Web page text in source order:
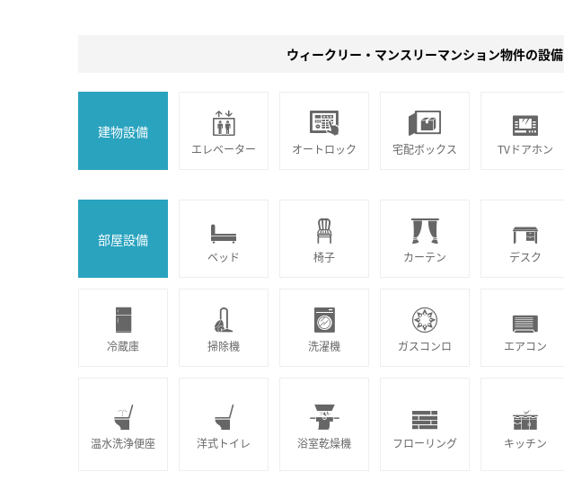
ウィークリー・マンスリーマンション物件の設備
建物設備
エレベーター オートロック 宅配ボックス TVドアホン
部屋設備
ベッド 椅子 カーテン デスク
冷蔵庫 掃除機 洗濯機 ガスコンロ エアコン
温水洗浄便座 洋式トイレ 浴室乾燥機 フローリング キッチン